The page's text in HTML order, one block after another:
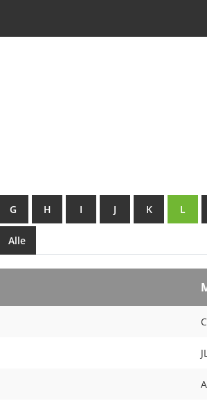
G H I J K L
Alle